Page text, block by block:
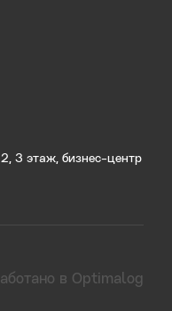
3 этаж, бизнес-центр
в Optimalog